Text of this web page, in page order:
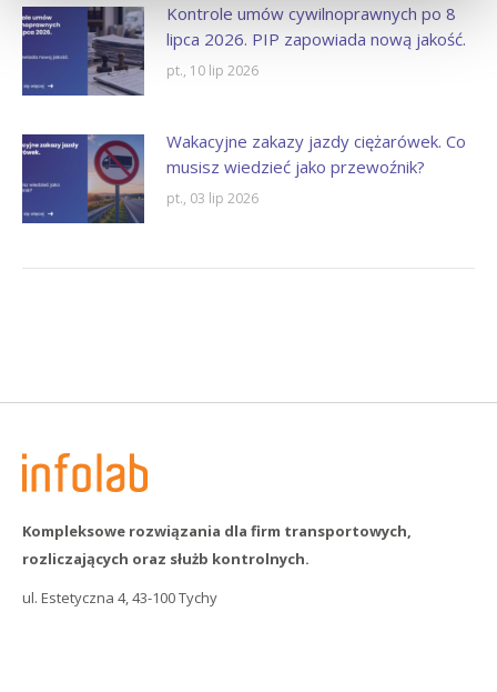
Kontrole umów cywilnoprawnych po 8
lipca 2026. PIP zapowiada nową jakość.
pt., 10 lip 2026
Wakacyjne zakazy jazdy ciężarówek. Co
musisz wiedzieć jako przewoźnik?
pt., 03 lip 2026
Kompleksowe rozwiązania dla firm transportowych,
rozliczających oraz służb kontrolnych.
ul. Estetyczna 4, 43-100 Tychy